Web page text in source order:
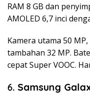
RAM 8 GB dan
AMOLED 6,7 inci
Kamera utama 50
tambahan 32 MP.
cepat Super VOOC.
6. Samsung